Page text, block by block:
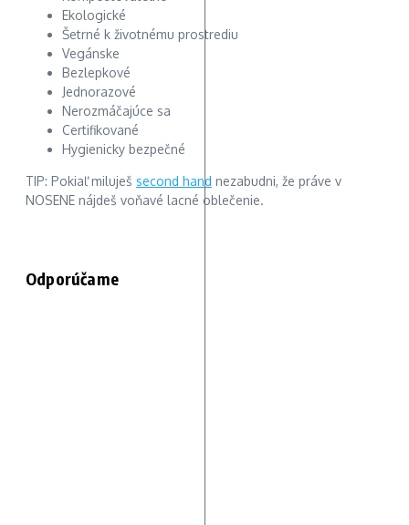
Ekologické
Šetrné k životnému prostrediu
Vegánske
Bezlepkové
Jednorazové
Nerozmáčajúce sa
Certifikované
Hygienicky bezpečné
TIP: Pokiaľ miluješ second hand nezabudni, že práve v
NOSENE nájdeš voňavé lacné oblečenie.
Odporúčame